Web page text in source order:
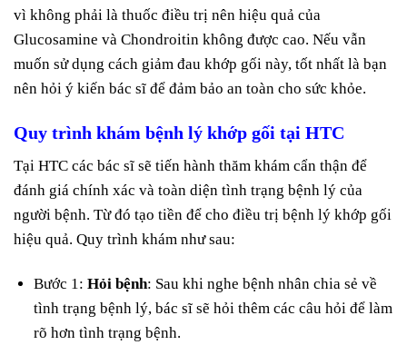
vì không phải là thuốc điều trị nên hiệu quả của
Glucosamine và Chondroitin không được cao. Nếu vẫn
muốn sử dụng cách giảm đau khớp gối này, tốt nhất là bạn
nên hỏi ý kiến bác sĩ để đảm bảo an toàn cho sức khỏe.
Quy trình khám bệnh lý khớp gối tại HTC
Tại HTC các bác sĩ sẽ tiến hành thăm khám cẩn thận để
đánh giá chính xác và toàn diện tình trạng bệnh lý của
người bệnh. Từ đó tạo tiền để cho điều trị bệnh lý khớp gối
hiệu quả. Quy trình khám như sau:
Bước 1:Hỏi bệnh: Sau khi nghe bệnh nhân chia sẻ về
tình trạng bệnh lý, bác sĩ sẽ hỏi thêm các câu hỏi để làm
rõ hơn tình trạng bệnh.